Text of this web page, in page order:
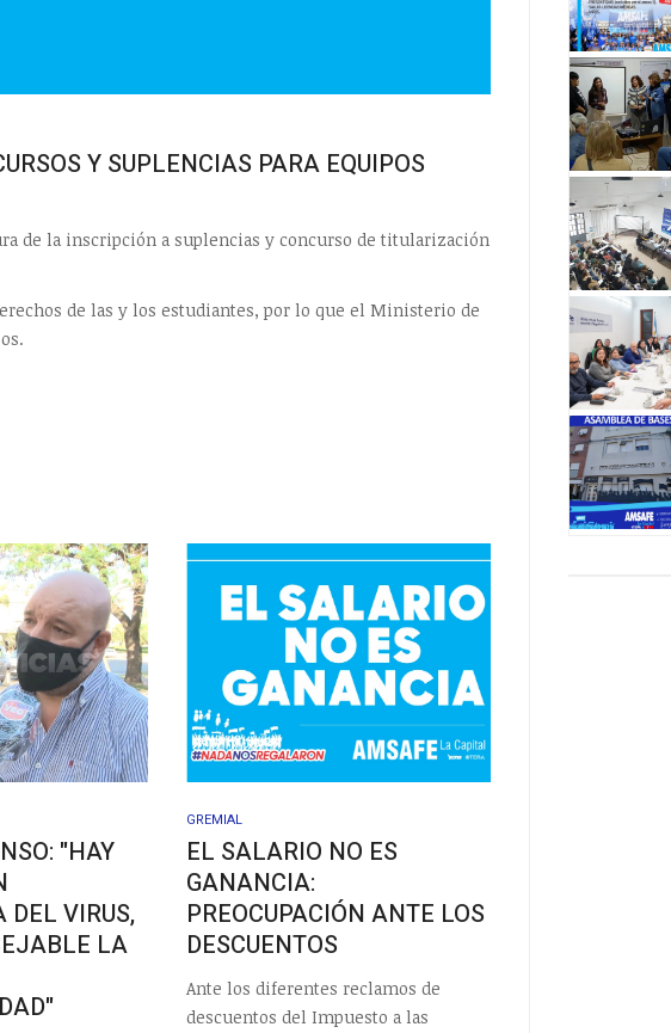
Y SUPLENCIAS PARA EQUIPOS
de la inscripción a suplencias y concurso de titularización
de las y los estudiantes, por lo que el Ministerio de
"HAY
DEL VIRUS,
LA
GREMIAL
EL SALARIO NO ES
GANANCIA:
PREOCUPACIÓN ANTE LOS
DESCUENTOS
Ante los diferentes reclamos de
descuentos del Impuesto a las